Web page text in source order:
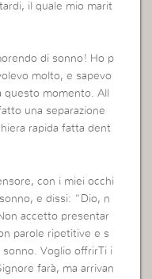
il quale mio marit
di sonno! Ho p
molto, e sapevo
momento. All
una separazione
rapida fatta dent
con i miei occhi
e dissi: “Dio, n
accetto presentar
parole ripetitive e s
sonno. Voglio offrirTi i
farà, ma arrivan